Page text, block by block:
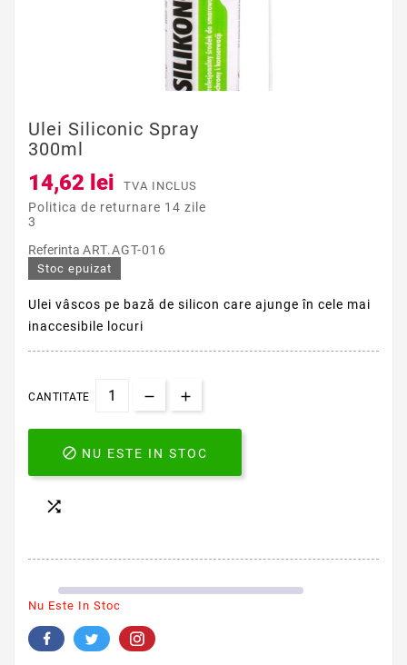
Ulei Siliconic Spray
300ml
14,62 lei TVA INCLUS
Politica de returnare 14 zile
3
Referinta ART.AGT-016
Stoc epuizat
Ulei vâscos pe bază de silicon care ajunge în cele mai
inaccesibile locuri
CANTITATE
 NU ESTE IN STOC

Nu Este In Stoc